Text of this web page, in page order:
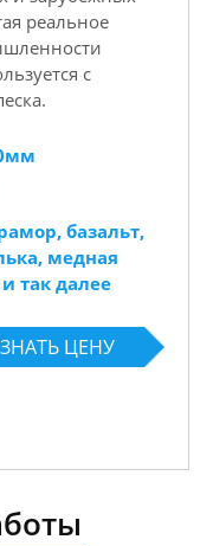
реальное
с
базальт,
медная
так далее
ЦЕНУ